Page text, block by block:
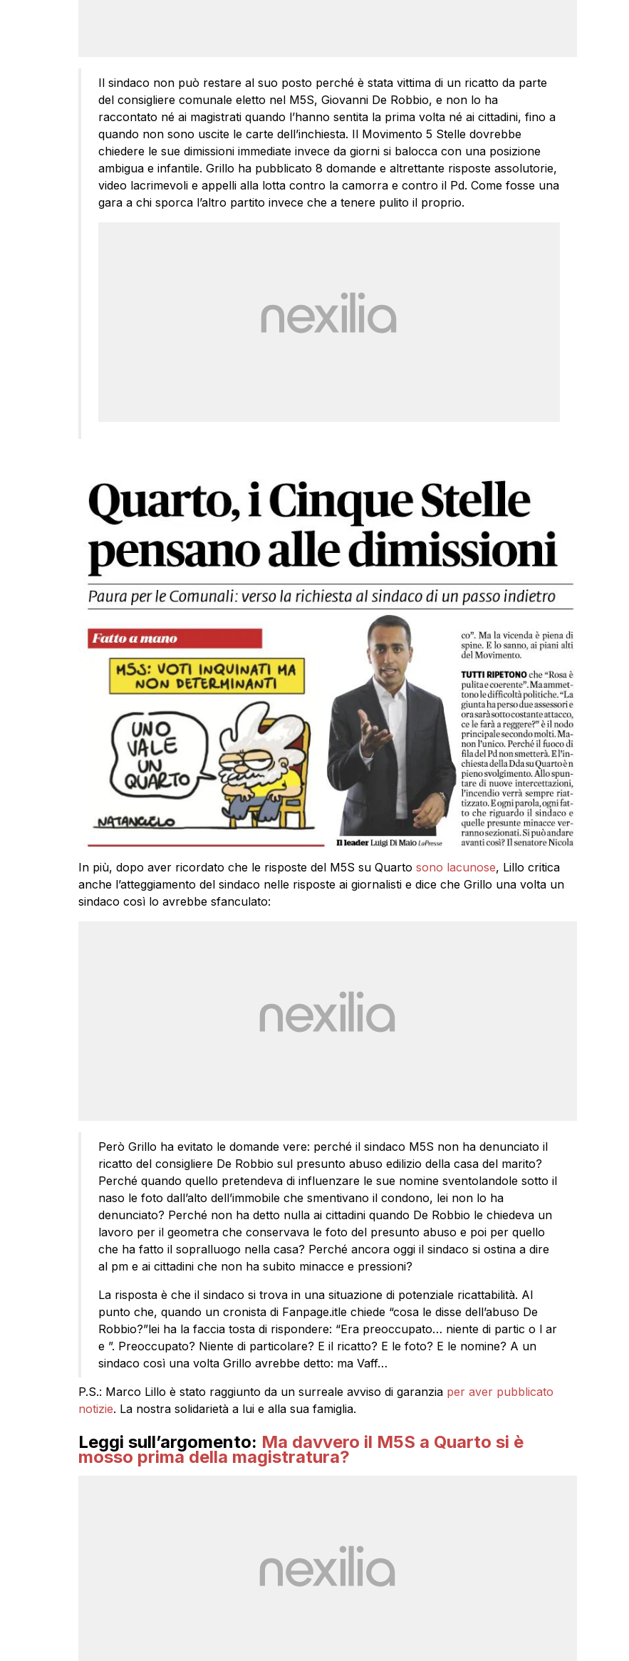
Il sindaco non può restare al suo posto perché è stata vittima di un ricatto da parte
del consigliere comunale eletto nel M5S, Giovanni De Robbio, e non lo ha
raccontato né ai magistrati quando l’hanno sentita la prima volta né ai cittadini, fino a
quando non sono uscite le carte dell’inchiesta. Il Movimento 5 Stelle dovrebbe
chiedere le sue dimissioni immediate invece da giorni si balocca con una posizione
ambigua e infantile. Grillo ha pubblicato 8 domande e altrettante risposte assolutorie,
video lacrimevoli e appelli alla lotta contro la camorra e contro il Pd. Come fosse una
gara a chi sporca l’altro partito invece che a tenere pulito il proprio.
In più, dopo aver ricordato che le risposte del M5S su Quarto sono lacunose, Lillo critica
anche l’atteggiamento del sindaco nelle risposte ai giornalisti e dice che Grillo una volta un
sindaco così lo avrebbe sfanculato:
Però Grillo ha evitato le domande vere: perché il sindaco M5S non ha denunciato il
ricatto del consigliere De Robbio sul presunto abuso edilizio della casa del marito?
Perché quando quello pretendeva di influenzare le sue nomine sventolandole sotto il
naso le foto dall’alto dell’immobile che smentivano il condono, lei non lo ha
denunciato? Perché non ha detto nulla ai cittadini quando De Robbio le chiedeva un
lavoro per il geometra che conservava le foto del presunto abuso e poi per quello
che ha fatto il sopralluogo nella casa? Perché ancora oggi il sindaco si ostina a dire
al pm e ai cittadini che non ha subito minacce e pressioni?
La risposta è che il sindaco si trova in una situazione di potenziale ricattabilità. Al
punto che, quando un cronista di Fanpage.itle chiede “cosa le disse dell’abuso De
Robbio?”lei ha la faccia tosta di rispondere: “Era preoccupato… niente di partic o l ar
e ”. Preoccupato? Niente di particolare? E il ricatto? E le foto? E le nomine? A un
sindaco così una volta Grillo avrebbe detto: ma Vaff…
P.S.: Marco Lillo è stato raggiunto da un surreale avviso di garanzia per aver pubblicato
notizie. La nostra solidarietà a lui e alla sua famiglia.
Leggi sull’argomento: Ma davvero il M5S a Quarto si è
mosso prima della magistratura?